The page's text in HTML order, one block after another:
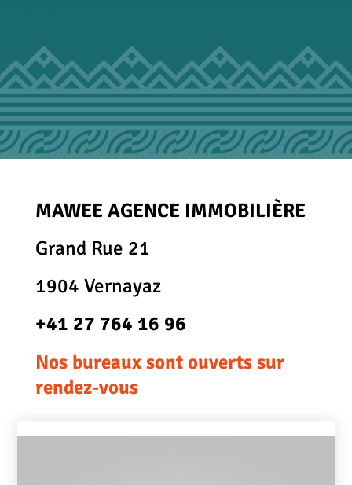
MAWEE AGENCE IMMOBILIÈRE
Grand Rue 21
1904 Vernayaz
+41 27 764 16 96
Nos bureaux sont ouverts sur
rendez-vous